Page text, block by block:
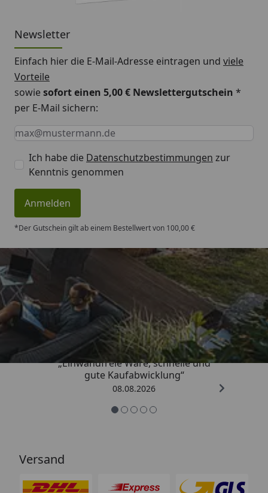
Newsletter
Einfach hier die E-Mail-Adresse eintragen und viele
Vorteile
sowiesofort einen 5,00 € Newslettergutschein *
per E-Mail sichern:
Keine Eingabe erforderlich
Eingabe erforderlich
E-Mail *
Ich habe die Datenschutzbestimmungen zur
Kenntnis genommen
Anmelden
*Der Gutschein gilt ab einem Bestellwert von 100,00 €
Trusted Shops
4,83/ 5
„Einwandfreie Ware, schnelle und
gute Kaufabwicklung“
08.08.2026
Versand